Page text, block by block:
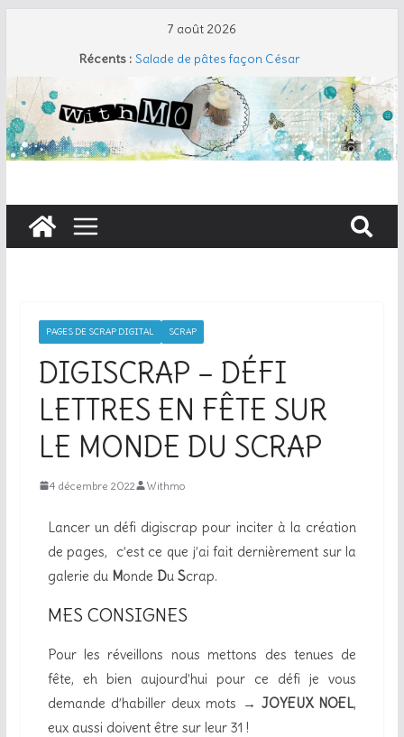
7 août 2026
Récents : Salade de pâtes façon César
Travers de porc et salade fraîche
Coudre un gant de toilette
Cherry Cobbler
Taboulé de chou-fleur
PAGES DE SCRAP DIGITAL SCRAP
DIGISCRAP – DÉFI
LETTRES EN FÊTE SUR
LE MONDE DU SCRAP
4 décembre 2022 Withmo
Lancer un défi digiscrap pour inciter à la création
de pages, c’est ce que j’ai fait dernièrement sur la
galerie du Monde DuScrap.
MES CONSIGNES
Pour les réveillons nous mettons des tenues de
fête, eh bien aujourd’hui pour ce défi je vous
demande d’habiller deux mots →JOYEUX NOEL,
eux aussi doivent être sur leur 31 !